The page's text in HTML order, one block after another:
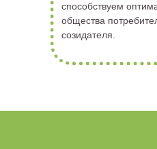
способствуем
общества
созидателя.